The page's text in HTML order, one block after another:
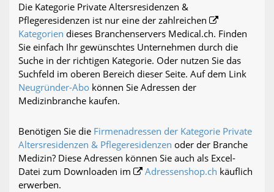
Die Kategorie Private Altersresidenzen &
Pflegeresidenzen ist nur eine der zahlreichen
Kategorien dieses Branchenservers Medical.ch. Finden
Sie einfach Ihr gewünschtes Unternehmen durch die
Suche in der richtigen Kategorie. Oder nutzen Sie das
Suchfeld im oberen Bereich dieser Seite. Auf dem Link
Neugründer-Abo können Sie Adressen der
Medizinbranche kaufen.
Benötigen Sie die Firmenadressen der Kategorie Private
Altersresidenzen & Pflegeresidenzen oder der Branche
Medizin? Diese Adressen können Sie auch als Excel-
Datei zum Downloaden im
Adressenshop.ch käuflich
erwerben.